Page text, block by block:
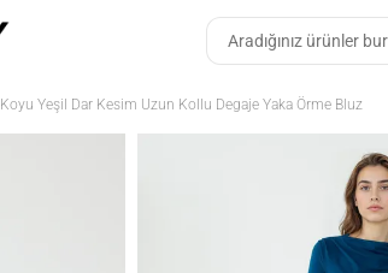
Koyu Yeşil Dar Kesim Uzun Kollu Degaje Yaka Örme Bluz